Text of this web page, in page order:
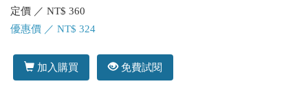
定價 ／ NT$ 360
優惠價 ／ NT$ 324
加入購買 免費試閱